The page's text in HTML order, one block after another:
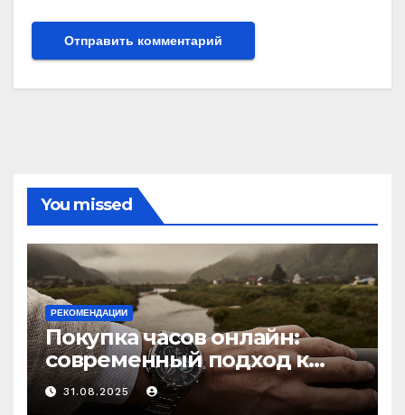
You missed
РЕКОМЕНДАЦИИ
Покупка часов онлайн:
современный подход к
выбору аксессуаров
31.08.2025